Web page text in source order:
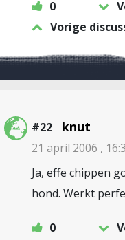
0
Vorige
#22 knut
21 april 2006 ,
Ja, effe chippen
hond. Werkt
0